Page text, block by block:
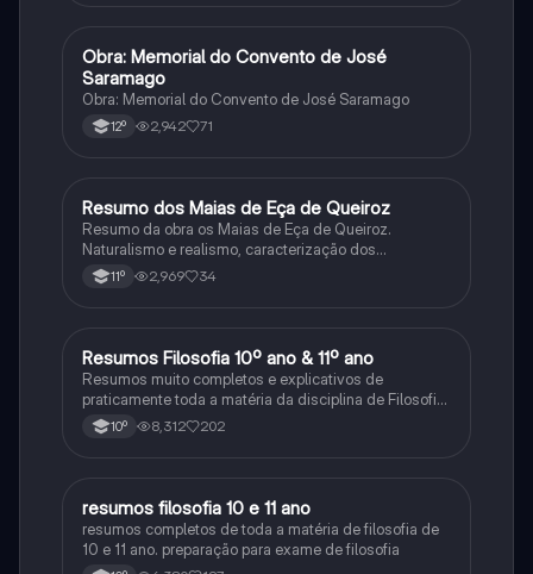
Português
Obra: Memorial do Convento de José
Saramago
Obra: Memorial do Convento de José Saramago
12º 2,942 71
Português
Resumo dos Maias de Eça de Queiroz
Resumo da obra os Maias de Eça de Queiroz.
Naturalismo e realismo, caracterização dos
personagens e contexto histórico.
11º 2,969 34
Filosofia
Resumos Filosofia 10º ano & 11º ano
Resumos muito completos e explicativos de
praticamente toda a matéria da disciplina de Filosofia
10º 8,312 202
Filosofia
resumos filosofia 10 e 11 ano
resumos completos de toda a matéria de filosofia de
10 e 11 ano. preparação para exame de filosofia